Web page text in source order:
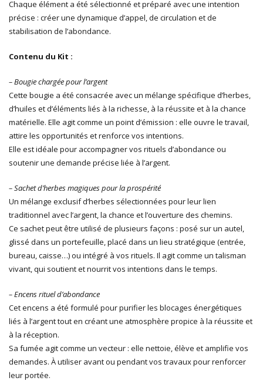
Chaque élément a été sélectionné et préparé avec une intention
précise : créer une dynamique d’appel, de circulation et de
stabilisation de l’abondance.
Contenu du Kit :
– Bougie chargée pour l’argent
Cette bougie a été consacrée avec un mélange spécifique d’herbes,
d’huiles et d’éléments liés à la richesse, à la réussite et à la chance
matérielle. Elle agit comme un point d’émission : elle ouvre le travail,
attire les opportunités et renforce vos intentions.
Elle est idéale pour accompagner vos rituels d’abondance ou
soutenir une demande précise liée à l’argent.
– Sachet d’herbes magiques pour la prospérité
Un mélange exclusif d’herbes sélectionnées pour leur lien
traditionnel avec l’argent, la chance et l’ouverture des chemins.
Ce sachet peut être utilisé de plusieurs façons : posé sur un autel,
glissé dans un portefeuille, placé dans un lieu stratégique (entrée,
bureau, caisse…) ou intégré à vos rituels. Il agit comme un talisman
vivant, qui soutient et nourrit vos intentions dans le temps.
– Encens rituel d’abondance
Cet encens a été formulé pour purifier les blocages énergétiques
liés à l’argent tout en créant une atmosphère propice à la réussite et
à la réception.
Sa fumée agit comme un vecteur : elle nettoie, élève et amplifie vos
demandes. À utiliser avant ou pendant vos travaux pour renforcer
leur portée.